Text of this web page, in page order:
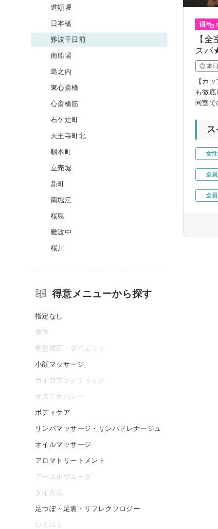
【
ス
◎ 本
【カ
も徹
同室
女性
全員
全員
道頓堀
日本橋
難波千日前
南船場
島之内
東心斎橋
心斎橋筋
石ケ辻町
天王寺町北
靱本町
立売堀
新町
南堀江
桜島
難波中
桜川
得意メニューから探す
指定なし
整体
骨盤矯正・ダイエット
小顔マッサージ
カイロプラクティック
オステオパシー
ボディケア
リンパマッサージ・リンパドレナージュ
オイルマッサージ
アロマトリートメント
アーユルヴェーダ
タイ古式
足つぼ・足裏・リフレクソロジー
ロミロミ